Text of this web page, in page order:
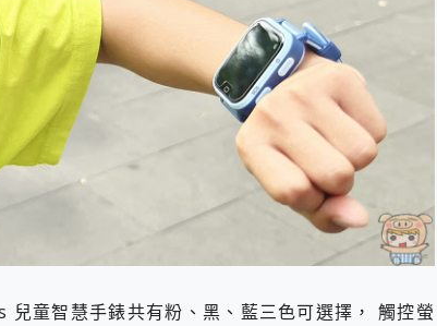
童智慧手錶共有粉、黑、藍三色可選擇， 觸控螢